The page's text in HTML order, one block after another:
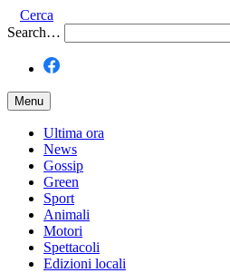
Cerca
Search…
Menu
Ultima ora
News
Gossip
Green
Sport
Animali
Motori
Spettacoli
Edizioni locali